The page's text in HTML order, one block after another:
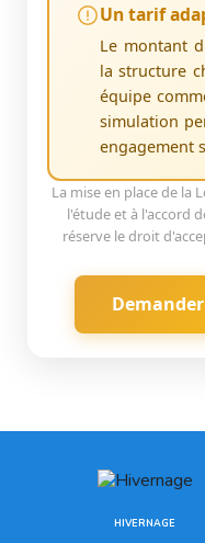
Un tarif
Le montant
la structure
équipe
simulation
engagement
La mise en place de la
l'étude et à l'accord
réserve le droit
HIVERNAGE